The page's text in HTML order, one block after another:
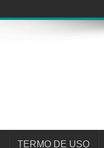
TERMO DE USO